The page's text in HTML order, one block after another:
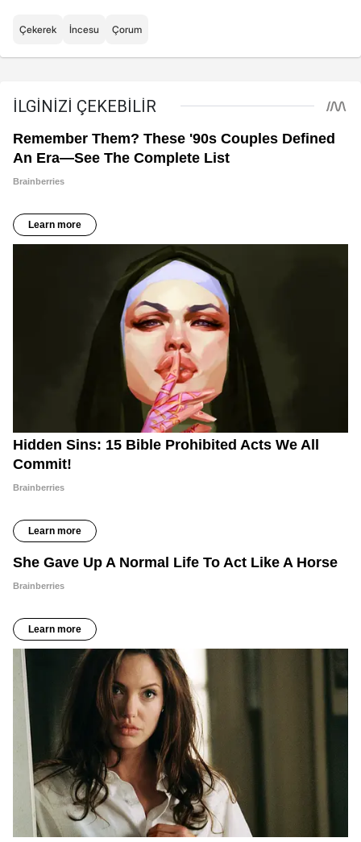
Çekerek İncesu Çorum